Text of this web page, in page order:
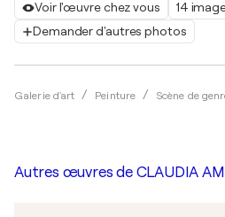
Voir l'œuvre chez vous
14
Demander d'autres photos
Galerie d'art Peinture Scène de
Autres œuvres de CLAUDIA